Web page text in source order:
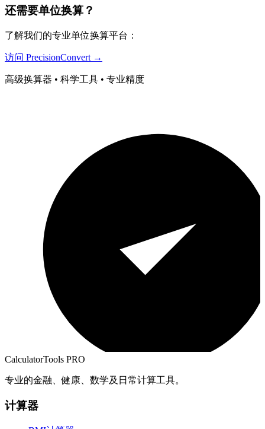
还需要单位换算？
了解我们的专业单位换算平台：
访问 PrecisionConvert →
高级换算器 • 科学工具 • 专业精度
CalculatorTools PRO
专业的金融、健康、数学及日常计算工具。
计算器